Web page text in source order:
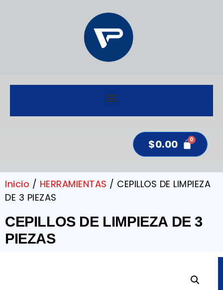
$0.00
Inicio / HERRAMIENTAS / CEPILLOS DE LIMPIEZA
DE 3 PIEZAS
CEPILLOS DE LIMPIEZA DE 3
PIEZAS